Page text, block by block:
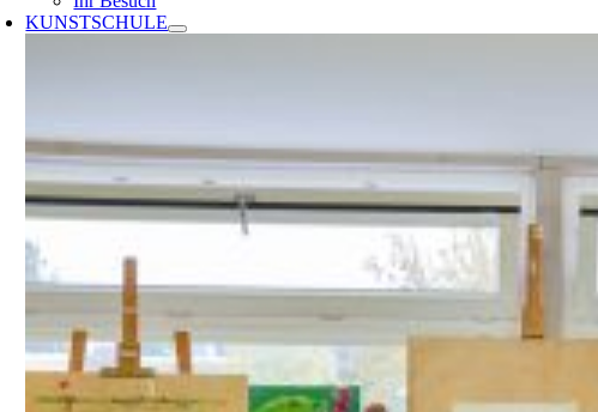
KUNSTSCHULE